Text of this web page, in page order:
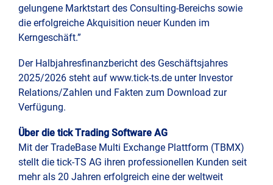
gelungene Marktstart des Consulting-Bereichs sowie
die erfolgreiche Akquisition neuer Kunden im
Kerngeschäft.”
Der Halbjahresfinanzbericht des Geschäftsjahres
2025/2026 steht auf www.tick-ts.de unter Investor
Relations/Zahlen und Fakten zum Download zur
Verfügung.
Über die tick Trading Software AG
Mit der TradeBase Multi Exchange Plattform (TBMX)
stellt die tick-TS AG ihren professionellen Kunden seit
mehr als 20 Jahren erfolgreich eine der weltweit